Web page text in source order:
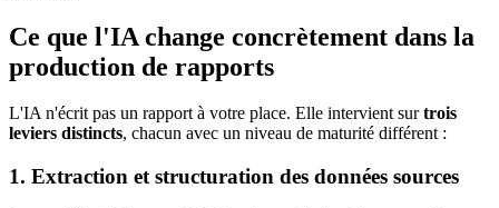
Ce que l'IA change concrètement dans la
production de rapports
L'IA n'écrit pas un rapport à votre place. Elle intervient surtrois
leviers distincts, chacun avec un niveau de maturité différent :
1. Extraction et structuration des données sources